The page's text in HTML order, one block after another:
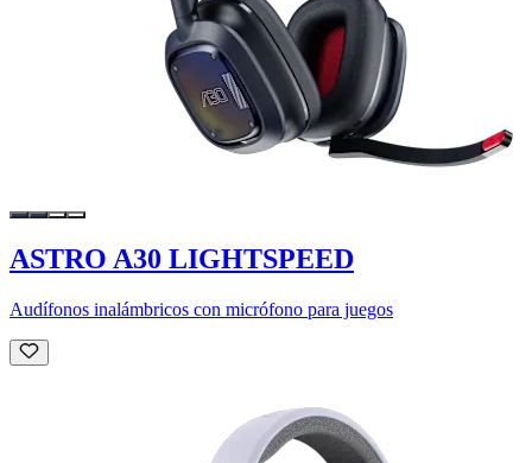
ASTRO A30 LIGHTSPEED
Audífonos inalámbricos con micrófono para juegos